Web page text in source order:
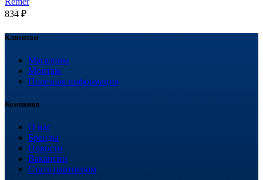
834 ₽
Клиентам
Магазины
Монтаж
Полезная информация
Компания
О нас
Бренды
Новости
Вакансии
Стать партнером